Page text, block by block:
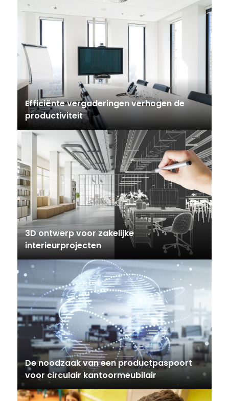
Efficiënte vergaderingen verhogen de
productiviteit
3D ontwerp voor zakelijke
interieurprojecten
De noodzaak van een productpaspoort
voor circulair kantoormeubilair